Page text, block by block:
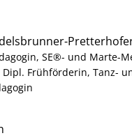
SE®- und Marte-
Frühförderin, Tanz-